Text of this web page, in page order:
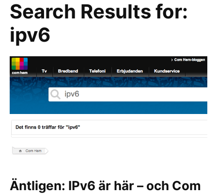
Search Results for:
ipv6
Äntligen: IPv6 är här – och Com